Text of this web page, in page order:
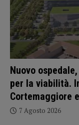
Nuovo
per la viabilità.
Cortemaggiore
7 Agosto 2026